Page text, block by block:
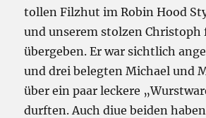
tollen Filzhut im Robin Hood
und unserem stolzen Christoph
übergeben. Er war sichtlich
und drei belegten Michael und
über ein paar leckere
durften. Auch diue beiden